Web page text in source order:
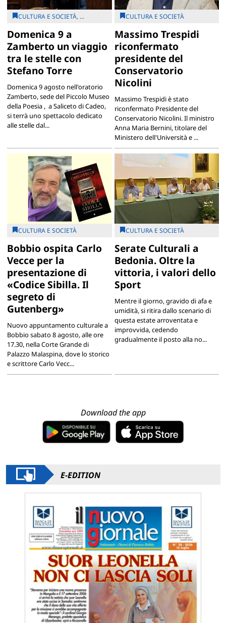
CULTURA E SOCIETÀ, ...
Domenica 9 a
Zamberto un viaggio
tra le stelle con
Stefano Torre
Domenica 9 agosto nell'oratorio
Zamberto, sede del Piccolo Museo
della Poesia , a Saliceto di Cadeo,
si terrà uno spettacolo dedicato
alle stelle dal...
CULTURA E SOCIETÀ
Massimo Trespidi
riconfermato
presidente del
Conservatorio
Nicolini
Massimo Trespidi è stato
riconfermato Presidente del
Conservatorio Nicolini. Il ministro
Anna Maria Bernini, titolare del
Ministero dell'Università e ...
CULTURA E SOCIETÀ
Bobbio ospita Carlo
Vecce per la
presentazione di
«Codice Sibilla. Il
segreto di
Gutenberg»
Nuovo appuntamento culturale a
Bobbio sabato 8 agosto, alle ore
17.30, nella Corte Grande di
Palazzo Malaspina, dove lo storico
e scrittore Carlo Vecc...
CULTURA E SOCIETÀ
Serate Culturali a
Bedonia. Oltre la
vittoria, i valori dello
Sport
Mentre il giorno, gravido di afa e
umidità, si ritira dallo scenario di
questa estate arroventata e
improvvida, cedendo
gradualmente il posto alla no...
Download the app
E-EDITION